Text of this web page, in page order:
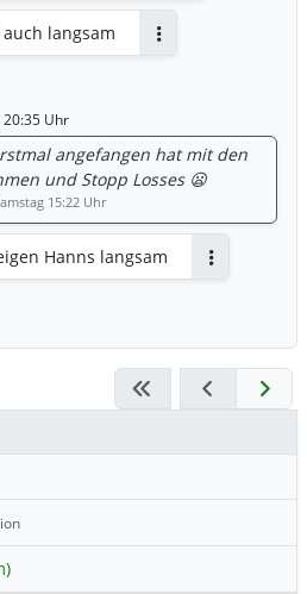
langsam
Uhr
angefangen hat mit den
und Stopp Losses 😦
15:22 Uhr
Hanns langsam